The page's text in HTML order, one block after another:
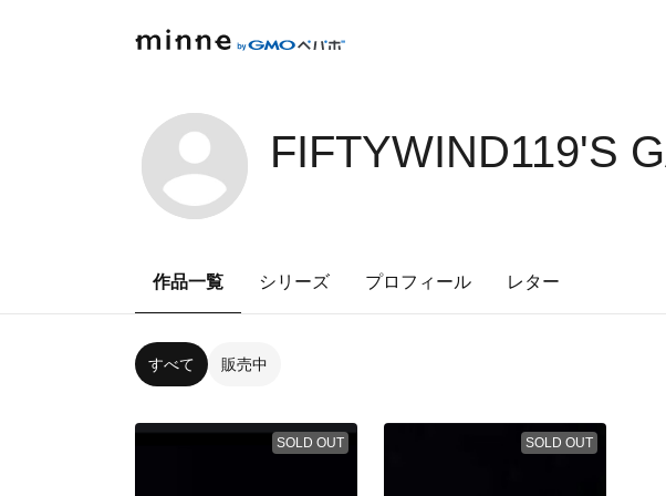
FIFTYWIND119'S
作品一覧 シリーズ プロフィール レター
すべて 販売中
SOLD OUT SOLD OUT